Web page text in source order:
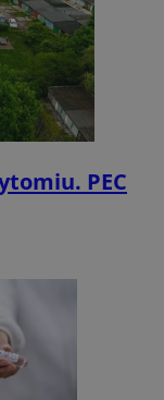
PEC